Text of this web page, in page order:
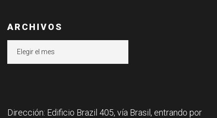
ARCHIVOS
Dirección: Edificio Brazil 405, vía Brasil, entrando por